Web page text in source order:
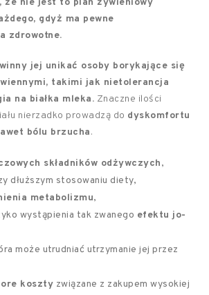
że nie jest to plan żywieniowy
gdyż ma pewne
zdrowotne.
jej unikać osoby borykające się
takimi jak nietolerancja
na białka mleka. Znaczne ilości
nierzadko prowadzą do dyskomfortu
bólu brzucha.
składników odżywczych,
dłuższym stosowaniu diety,
metabolizmu,
wystąpienia tak zwanego efektu jo-
może utrudniać utrzymanie jej przez
koszty związane z zakupem wysokiej